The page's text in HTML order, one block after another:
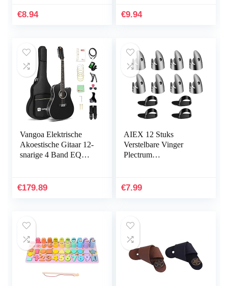
Protectors Gitaar…
€8.94 €9.94
Vangoa Elektrische
Akoestische Gitaar 12-
snarige 4 Band EQ
Beginners, zwart
€179.89
AIEX 12 Stuks
Verstelbare Vinger
Plectrum
Zilveren Roestvrijstalen
Gitaar Banjo Harp
€7.99